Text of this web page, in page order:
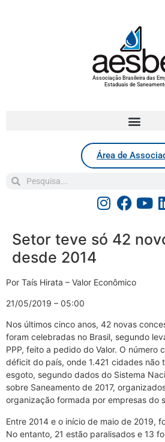
Associação Brasileira das
Estaduais de
Área de
Setor teve só 42
desde 2014
Por Taís Hirata – Valor Econômico
21/05/2019 – 05:00
Nos últimos cinco anos, 42 novas
foram celebradas no Brasil, segundo
PPP, feito a pedido do Valor. O número
déficit do país, onde 1.421 cidades não
esgoto, segundo dados do Sistema
sobre Saneamento de 2017,
organização formada por empresas do
Entre 2014 e o início de maio de 2019,
No entanto, 21 estão paralisados e 13